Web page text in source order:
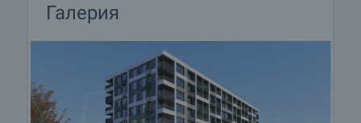
декоративна каса;
• Прозорци - Висококачествена PVC дограма - 5
или 6 камерна с двойни стъклопакети ширина
26 мм, 6 мм четири сезона/ 4 мм бяло флоатно
стъкло.
Галерия